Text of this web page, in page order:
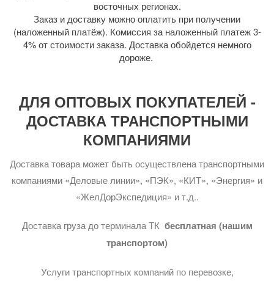
восточных регионах.
Заказ и доставку можно оплатить при получении
(наложенный платёж). Комиссия за наложенный платеж 3-
4% от стоимости заказа. Доставка обойдется немного
дороже.
ДЛЯ ОПТОВЫХ ПОКУПАТЕЛЕЙ -
ДОСТАВКА ТРАНСПОРТНЫМИ
КОМПАНИЯМИ
Доставка товара может быть осуществлена транспортными
компаниями «Деловые линии», «ПЭК», «КИТ», «Энергия» и
«ЖелДорЭкспедиция» и т.д..
Доставка груза до терминала ТК бесплатная (нашим
транспортом)
Услуги транспортных компаний по перевозке,